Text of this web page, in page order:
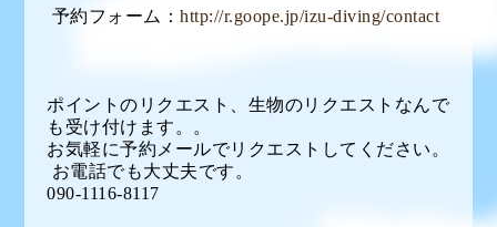
予約フォーム：http://r.goope.jp/izu-diving/contact
ポイントのリクエスト、生物のリクエストなんで
も受け付けます。。
お気軽に予約メールでリクエストしてください。
お電話でも大丈夫です。
090-1116-8117